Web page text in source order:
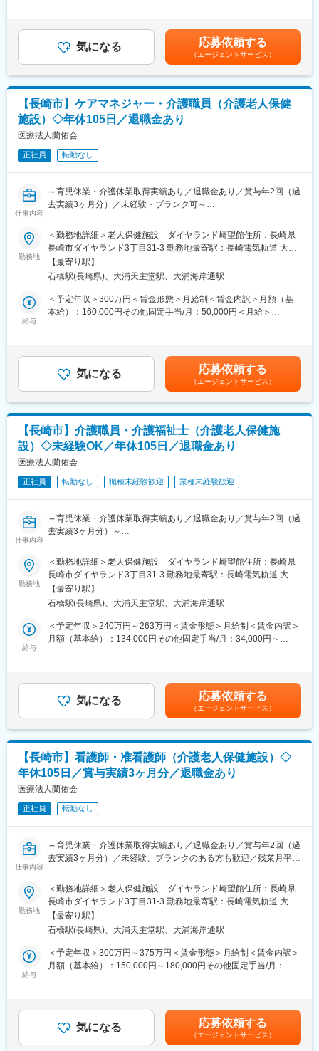
■医療法人蘭佑会について：
長崎県内で、【医療法人蘭佑会 はまべ外科クリニック】【ダイヤ
■運営する施設【ダイヤランド崎望館】について：
ダイヤランド崎望館では、自立支援をモットーに介護サービスを
提供しています。医師、看護師、介護士、作業療法士といった多
職種のスタッフが協力し、ご利用者様の心身のケアや在宅復帰を
サポートしています。
◇施設概要
・定員：入所75名／通所50名
・居室：個室11室／2人室2室／4人室15室
◇施設の特徴
・静かなダイヤランド団地内に位置しています。
・訪問リハビリ、通所リハビリ、短期入所療養介護、居宅介護支
援などの在宅生活支援を実施しています。
や看護が必要な要介護認定者を対象とした支援を行っています。
・隣接する関連施設の特別養護老人ホームと密接に連携していま
要支援2：11.2%
要介護1：38.8%
要介護2：22.4%
要介護3：12.2%
要介護4：12.2%
要介護5：2%
■働き方について：
◇従業員
◇従業員の経験年数
10年以上：66.7%
◇従業員の年齢構成
40歳～49歳：66.7%
50歳～59歳：33.3%
変更の範囲：会社の定める業務
遇改善手当15,000円～25,000円■別途手当あり：・皆勤手当：
5,000円/月賃金はあくまでも目安の金額であり、選考を通じて上
下する可能性があります。月給(月額)は固定手当を含めた表記で
す。
気になる 応募依頼する
（エージェントサービス）
【長崎市】ケアマネジャー・介護職員（介護老人保健
施設）◇年休105日／退職金あり
医療法人蘭佑会
正社員 転勤なし
仕事内容
～育児休業・介護休業取得実績あり／退職金あり／賞与年2回（過
去実績3ヶ月分）／未経験・ブランク可～
今回募集するケアマネジャーのみなさまには、当施設を利用され
る方の介護予防ケアのマネジメント業務をお任せします。具体的
にはご本人やご家族の相談に応じ、そのご要望に合ったサービス
を提案していきます。またサービスが円滑に提供されるよう関係
各所の連絡・調整業務も行います。
■業務内容：
■業務の特徴：
多数のご利用者さまの毎日が安全で快適になるような支援計画や
連絡調整をお任せします。介護老人保健施設ダイヤランド崎望館
所リハビリ、ショートステイなどが併設され、定員は75名と大型
の医療・介護複合施設です。特徴はしっかりとしたあいさつを通
じ、人間的なふれあいを大切にしているところ。ご利用者さまが
安全に暮らせることはもちろん、気持ちよく、楽しく過ごせるこ
とにも心がけています。
■医療法人蘭佑会について：
長崎県内で、【医療法人蘭佑会 はまべ外科クリニック】【ダイヤ
ランド崎望館】の運営、及び訪問リハビリ等の付随する介護・医
療サービスを展開しています。
■ダイヤランド崎望館について：
◇施設概要
・定員：入所75名／通所50名
・居室：個室11室／2人室2室／4人室15室
・訪問リハビリ、通所リハビリ、短期入所療養介護、居宅介護支
援などの在宅生活支援を実施しています。
◇利用者
要支援1：1%
要支援2：11.2%
要介護1：38.8%
要介護2：22.4%
要介護3：12.2%
要介護4：12.2%
要介護5：2%
◇従業員
◇従業員の経験年数
1年～3年未満：33.3%
◇従業員の年齢構成
40歳～49歳：66.7%
50歳～59歳：33.3%
変更の範囲：会社の定める業務
勤務地
＜勤務地詳細＞老人保健施設 ダイヤランド崎望館住所：長崎県
長崎市ダイヤランド3丁目31-3 勤務地最寄駅：長崎電気軌道 大浦
支線／石橋駅受動喫煙対策：屋内全面禁煙変更の範囲：会社の定
める事業所
【最寄り駅】
石橋駅(長崎県)、大浦天主堂駅、大浦海岸通駅
給与
＜予定年収＞300万円＜賃金形態＞月給制＜賃金内訳＞月額（基
本給）：160,000円その他固定手当/月：50,000円＜月給＞
手当:5,000円/月賃金はあくまでも目安の金額であり、選考を通じ
て上下する可能性があります。月給(月額)は固定手当を含めた表記
です。
気になる 応募依頼する
（エージェントサービス）
【長崎市】介護職員・介護福祉士（介護老人保健施
設）◇未経験OK／年休105日／退職金あり
医療法人蘭佑会
正社員 転勤なし 職種未経験歓迎 業種未経験歓迎
仕事内容
～育児休業・介護休業取得実績あり／退職金あり／賞与年2回（過
去実績3ヶ月分）～
■業務内容：
入所定員75床の老人保健施設にて、食事・排泄の介助等の介護業
務全般に従事して頂きます。
研修制度や教育体制が整っています。スキルアップ・キャリアア
ップが目指せます。
育児・介護休業取得実績あり◎ライフステージが変化しても長く
ことができる環境が整っています。
です。
OJTや各種研修もあるので、安心してお仕事スタートして頂けま
残業は月平均5時間とほぼないので、終業後のご自身の時間も大切
にできますよ。
■医療法人蘭佑会について：
長崎県内で、【医療法人蘭佑会 はまべ外科クリニック】【ダイヤ
ランド崎望館】の運営、及び訪問リハビリ等の付随する介護・医
療サービスを展開しています。
■運営する施設【ダイヤランド崎望館】について：
ダイヤランド崎望館では、自立支援をモットーに介護サービスを
職種のスタッフが協力し、ご利用者様の心身のケアや在宅復帰を
サポートしています。
◇施設概要
・定員：入所75名／通所50名
◇施設の特徴
・静かなダイヤランド団地内に位置しています。
や看護が必要な要介護認定者を対象とした支援を行っています。
・隣接する関連施設の特別養護老人ホームと密接に連携していま
す。
勤務地
＜勤務地詳細＞老人保健施設 ダイヤランド崎望館住所：長崎県
長崎市ダイヤランド3丁目31-3 勤務地最寄駅：長崎電気軌道 大浦
支線／石橋駅受動喫煙対策：屋内全面禁煙変更の範囲：会社の定
める事業所
【最寄り駅】
石橋駅(長崎県)、大浦天主堂駅、大浦海岸通駅
給与
＜予定年収＞240万円～263万円＜賃金形態＞月給制＜賃金内訳＞
月額（基本給）：134,000円その他固定手当/月：34,000円～
15,000円＋処遇改善手当5,000円～8,000円■別途手当あり：・皆
勤手当：10,000円/月・夜勤手当：７,000円/回 ※介護福祉士は
8,000円/回賃金はあくまでも目安の金額であり、選考を通じて上
下する可能性があります。月給(月額)は固定手当を含めた表記で
す。
気になる 応募依頼する
（エージェントサービス）
【長崎市】看護師・准看護師（介護老人保健施設）◇
年休105日／賞与実績3ヶ月分／退職金あり
医療法人蘭佑会
正社員 転勤なし
仕事内容
～育児休業・介護休業取得実績あり／退職金あり／賞与年2回（過
去実績3ヶ月分）／未経験、ブランクのある方も歓迎／残業月平均
■業務内容：
看護業務全般をお任せします。
・通院介助
・バイタルチェック、配薬、軟膏塗布
・食事介助
・各種記録作成
に沿った丁寧な指導を行いますので、未経験・ブランクのある方
も安心してください。
勤務地
＜勤務地詳細＞老人保健施設 ダイヤランド崎望館住所：長崎県
長崎市ダイヤランド3丁目31-3 勤務地最寄駅：長崎電気軌道 大浦
支線／石橋駅受動喫煙対策：屋内全面禁煙変更の範囲：会社の定
める事業所
【最寄り駅】
石橋駅(長崎県)、大浦天主堂駅、大浦海岸通駅
給与
＜予定年収＞300万円～375万円＜賃金形態＞月給制＜賃金内訳＞
月額（基本給）：150,000円～180,000円その他固定手当/月：
25,000円＋処遇改善手当5,000円■別途手当あり：・夜勤手当：
10,000円/回・皆勤手当：10,000円/月賃金はあくまでも目安の金
額であり、選考を通じて上下する可能性があります。月給(月額)は
気になる 応募依頼する
（エージェントサービス）